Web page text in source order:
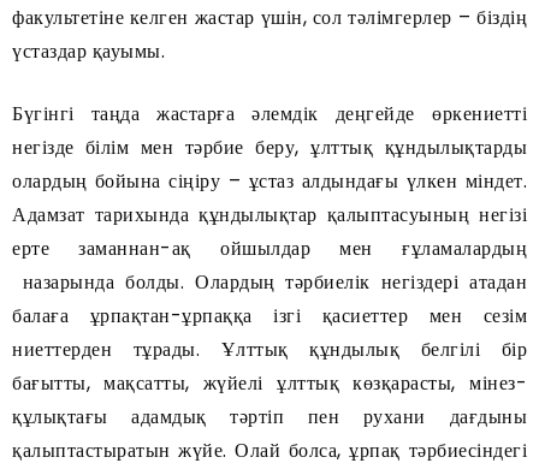
факультетіне келген жастар үшін, сол тәлімгерлер – біздің
үстаздар қауымы.
Бүгінгі таңда жастарға әлемдік деңгейде өркениетті
негізде білім мен тәрбие беру, ұлттық құндылықтарды
олардың бойына сіңіру – ұстаз алдындағы үлкен міндет.
Адамзат тарихында құндылықтар қалыптасуының негізі
ерте заманнан-ақ ойшылдар мен ғұламалардың
назарында болды. Олардың тәрбиелік негіздері атадан
балаға ұрпақтан-ұрпаққа ізгі қасиеттер мен сезім
ниеттерден тұрады. Ұлттық құндылық белгілі бір
бағытты, мақсатты, жүйелі ұлттық көзқарасты, мінез-
құлықтағы адамдық тәртіп пен рухани дағдыны
қалыптастыратын жүйе. Олай болса, ұрпақ тәрбиесіндегі